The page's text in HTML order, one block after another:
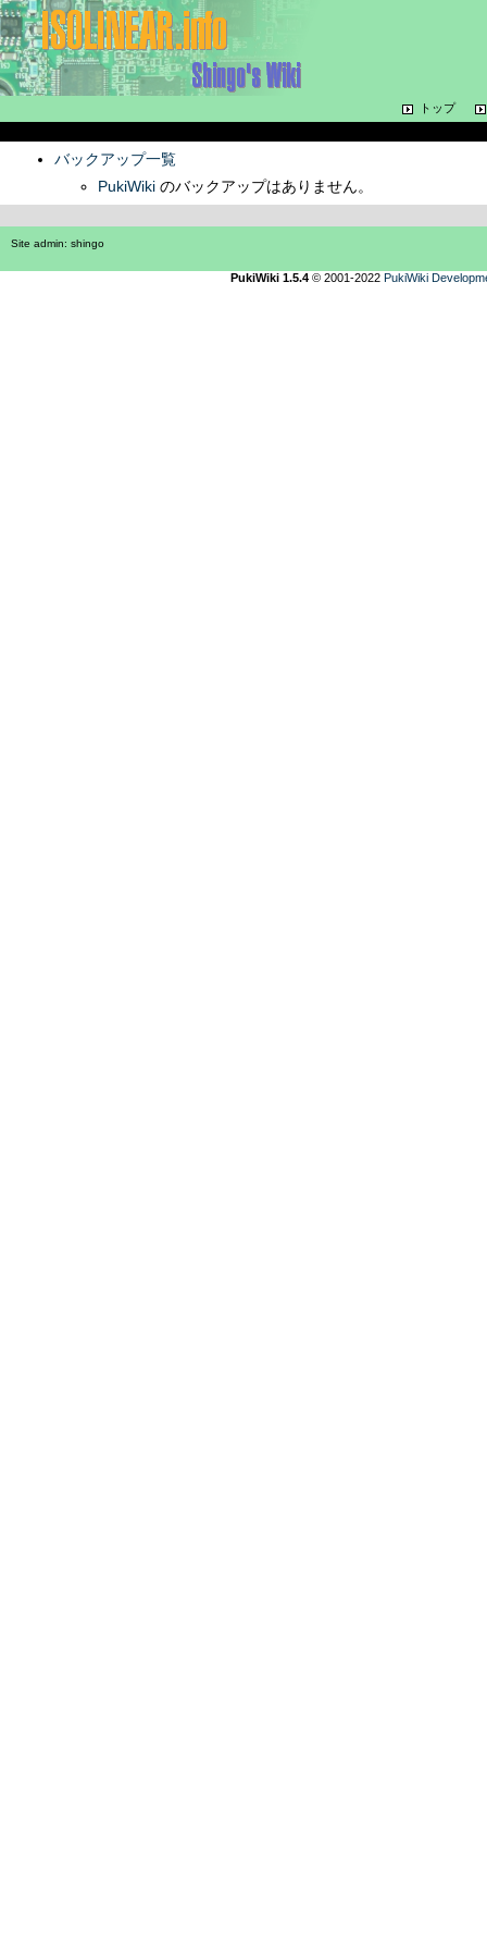
トップ
バックアップ一覧
PukiWiki のバックアップはありません。
Site admin: shingo
PukiWiki 1.5.4© 2001-2022 PukiWiki